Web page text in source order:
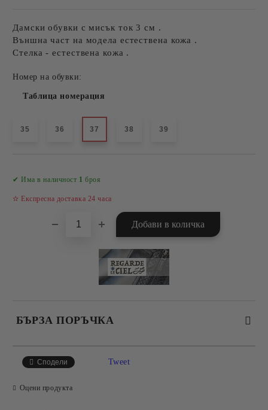
Дамски обувки с мисък ток 3 см .
Външна част на модела естествена кожа .
Стелка - естествена кожа .
Номер на обувки:
Таблица номерация
35 36 37 38 39
✔ Има в наличност 1 броя
✫ Експресна доставка 24 часа
БЪРЗА ПОРЪЧКА
Сподели Tweet
Оцени продукта